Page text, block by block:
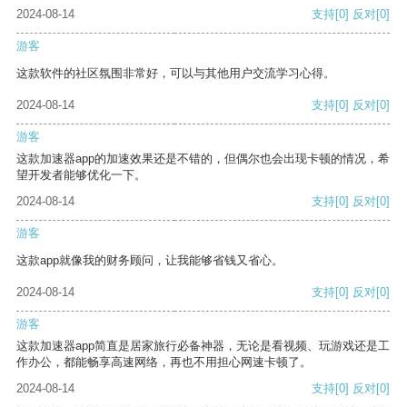
2024-08-14 支持[0] 反对[0]
游客
这款软件的社区氛围非常好，可以与其他用户交流学习心得。
2024-08-14 支持[0] 反对[0]
游客
这款加速器app的加速效果还是不错的，但偶尔也会出现卡顿的情况，希
望开发者能够优化一下。
2024-08-14
支持[0] 反对[0]
游客
这款app就像我的财务顾问，让我能够省钱又省心。
2024-08-14 支持[0] 反对[0]
游客
这款加速器app简直是居家旅行必备神器，无论是看视频、玩游戏还是工
作办公，都能畅享高速网络，再也不用担心网速卡顿了。
2024-08-14
支持[0] 反对[0]